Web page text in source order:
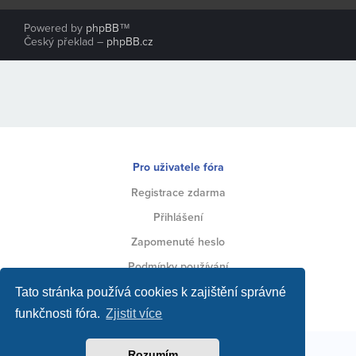
Tato stránka používá cookies k zajištění správné
funkčnosti fóra. Zjistit více
Powered by phpBB™
Český překlad – phpBB.cz
Pro uživatele fóra
Registrace zdarma
Přihlášení
Zapomenuté heslo
Podmínky používání
Ochrana soukromí
Toto fórum vytvářejí jeho uživatelé za podpory jeho